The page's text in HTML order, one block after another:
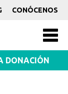
CONÓCENOS
DONACIÓN